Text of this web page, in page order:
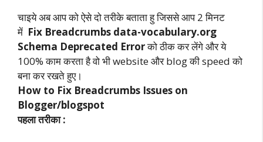
चाइये अब आप को ऐसे दो तरीके बताता हु जिससे आप 2 मिनट
में Fix Breadcrumbs data-vocabulary.org
Schema Deprecated Errorको ठीक कर लेंगे और ये
100% काम करता है वो भी website और blog की speed को
बना कर रखते हुए।
How to Fix Breadcrumbs Issues on
Blogger/blogspot
पहला तरीका :